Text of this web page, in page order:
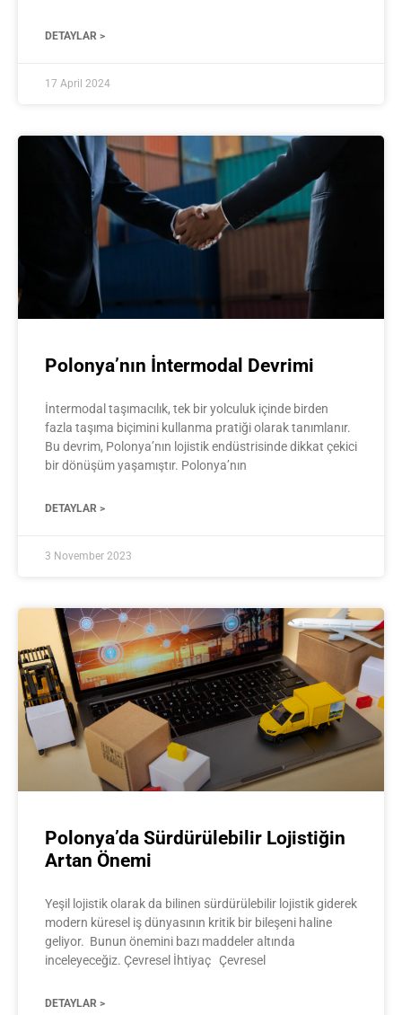
DETAYLAR >
17 April 2024
Polonya’nın İntermodal Devrimi
İntermodal taşımacılık, tek bir yolculuk içinde birden
fazla taşıma biçimini kullanma pratiği olarak tanımlanır.
Bu devrim, Polonya’nın lojistik endüstrisinde dikkat çekici
bir dönüşüm yaşamıştır. Polonya’nın
DETAYLAR >
3 November 2023
Polonya’da Sürdürülebilir Lojistiğin
Artan Önemi
Yeşil lojistik olarak da bilinen sürdürülebilir lojistik giderek
modern küresel iş dünyasının kritik bir bileşeni haline
geliyor. Bunun önemini bazı maddeler altında
inceleyeceğiz. Çevresel İhtiyaç Çevresel
DETAYLAR >